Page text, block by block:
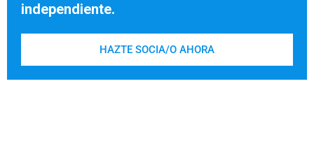
independiente.
HAZTE SOCIA/O AHORA